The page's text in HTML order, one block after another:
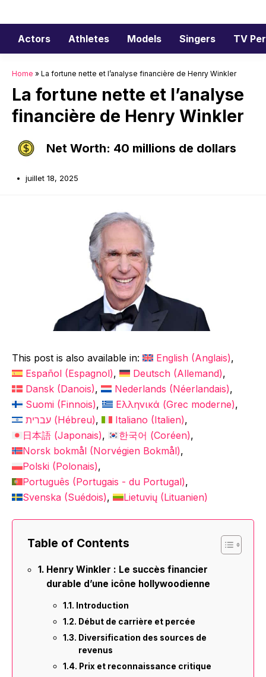
au
contenu
Actors Athletes Models Singers TV
Home » La fortune nette et l’analyse financière de Henry Winkler
La fortune nette et l’analyse
financière de Henry Winkler
Net Worth: 40 millions de dollars
juillet 18, 2025
This post is also available in: English(Anglais)
Español(Espagnol) Deutsch(Allemand)
Dansk(Danois) Nederlands (Néerlandais)
Suomi(Finnois) Ελληνικά (Grec moderne)
עברית(Hébreu) Italiano (Italien)
日本語 (Japonais) 한국어 (Coréen)
Norsk bokmål (Norvégien Bokmål)
Polski (Polonais)
Português (Portugais - du Portugal)
Svenska (Suédois) Lietuvių (Lituanien)
Table of Contents
Henry Winkler : Le succès financier
durable d’une icône hollywoodienne
Introduction
Début de carrière et percée
Diversification des sources de
revenus
Prix et reconnaissance critique